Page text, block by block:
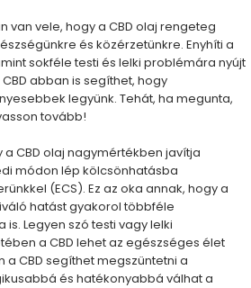
van vele, hogy a CBD olaj rengeteg
és közérzetünkre. Enyhíti a
sokféle testi és lelki problémára nyújt
abban is segíthet, hogy
legyünk. Tehát, ha megunta,
tovább!
CBD olaj nagymértékben javítja
módon lép kölcsönhatásba
(ECS). Ez az oka annak, hogy a
hatást gyakorol többféle
Legyen szó testi vagy lelki
a CBD lehet az egészséges élet
a CBD segíthet megszüntetni a
és hatékonyabbá válhat a